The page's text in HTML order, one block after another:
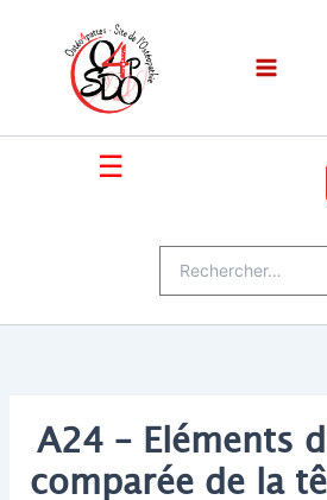
☰
A24 – Eléments
comparée de la